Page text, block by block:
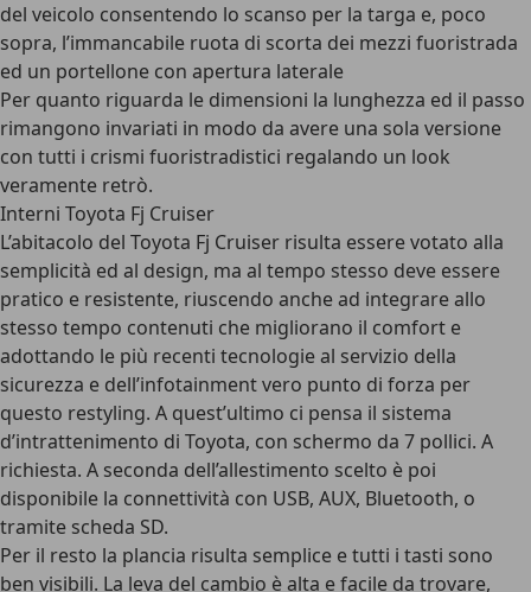
del veicolo consentendo lo scanso per la targa e, poco
sopra, l’immancabile ruota di scorta dei mezzi fuoristrada
ed un portellone con apertura laterale
Per quanto riguarda le dimensioni la lunghezza ed il passo
rimangono invariati in modo da avere una sola versione
con tutti i crismi fuoristradistici regalando un look
veramente retrò.
Interni Toyota Fj Cruiser
L’abitacolo del Toyota Fj Cruiser risulta essere votato alla
semplicità ed al design, ma al tempo stesso deve essere
pratico e resistente, riuscendo anche ad integrare allo
stesso tempo contenuti che migliorano il comfort e
adottando le più recenti tecnologie al servizio della
sicurezza e dell’infotainment vero punto di forza per
questo restyling. A quest’ultimo ci pensa il sistema
d’intrattenimento di Toyota, con schermo da 7 pollici. A
richiesta. A seconda dell’allestimento scelto è poi
disponibile la connettività con USB, AUX, Bluetooth, o
tramite scheda SD.
Per il resto la plancia risulta semplice e tutti i tasti sono
ben visibili. La leva del cambio è alta e facile da trovare,